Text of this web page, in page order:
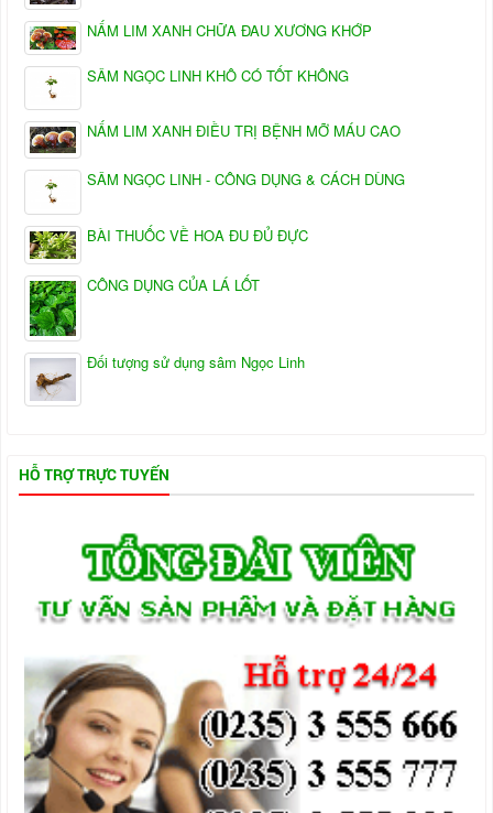
NẤM LIM XANH CHỮA ĐAU XƯƠNG KHỚP
SÂM NGỌC LINH KHÔ CÓ TỐT KHÔNG
NẤM LIM XANH ĐIỀU TRỊ BỆNH MỠ MÁU CAO
SÂM NGỌC LINH - CÔNG DỤNG & CÁCH DÙNG
BÀI THUỐC VỀ HOA ĐU ĐỦ ĐỰC
CÔNG DỤNG CỦA LÁ LỐT
Đối tượng sử dụng sâm Ngọc Linh
HỖ TRỢ TRỰC TUYẾN